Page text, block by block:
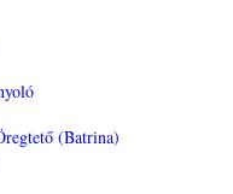
(Batrina)